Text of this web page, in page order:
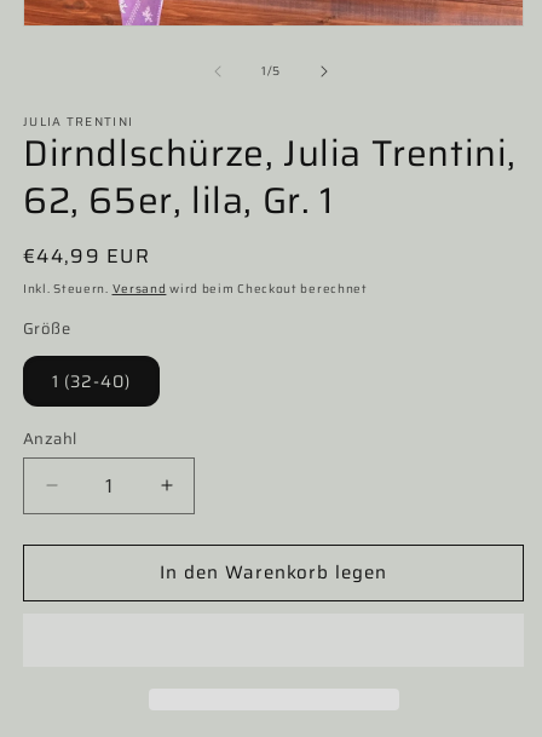
1/von
5
JULIA TRENTINI
Dirndlschürze, Julia Trentini,
62, 65er, lila, Gr. 1
Normaler
Preis
€44,99 EUR
Inkl. Steuern. Versand wird beim Checkout berechnet
Größe
1 (32-40)
Anzahl
Verringere
die
Menge
Dirndlschürze,
Erhöhe
die
Menge
für
Dirndlschürze,
In den Warenkorb legen